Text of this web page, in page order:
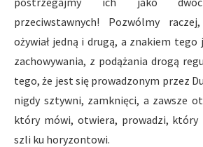
przeciwstawnych! Pozwólmy
ożywiał jedną i drugą, a znakiem tego
zachowywania, z podążania drogą
tego, że jest się prowadzonym przez
nigdy sztywni, zamknięci, a zawsze
który mówi, otwiera, prowadzi, który
szli ku horyzontowi.